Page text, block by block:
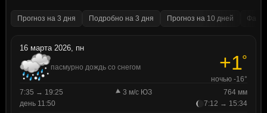
Прогноз на 3 дня Подробно на 3 дня Прогноз на 10 дней
16 марта 2026, пн
пасмурно дождь со снегом +1°
ночью -16°
7:35 → 19:25
3 м/с ЮЗ
764 мм
день 11:50
7:12 → 15:34